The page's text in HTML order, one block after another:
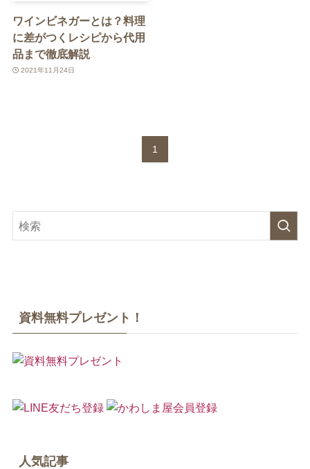
ワインビネガーとは？料理
に差がつくレシピから代用
品まで徹底解説
2021年11月24日
1
資料無料プレゼント！
人気記事